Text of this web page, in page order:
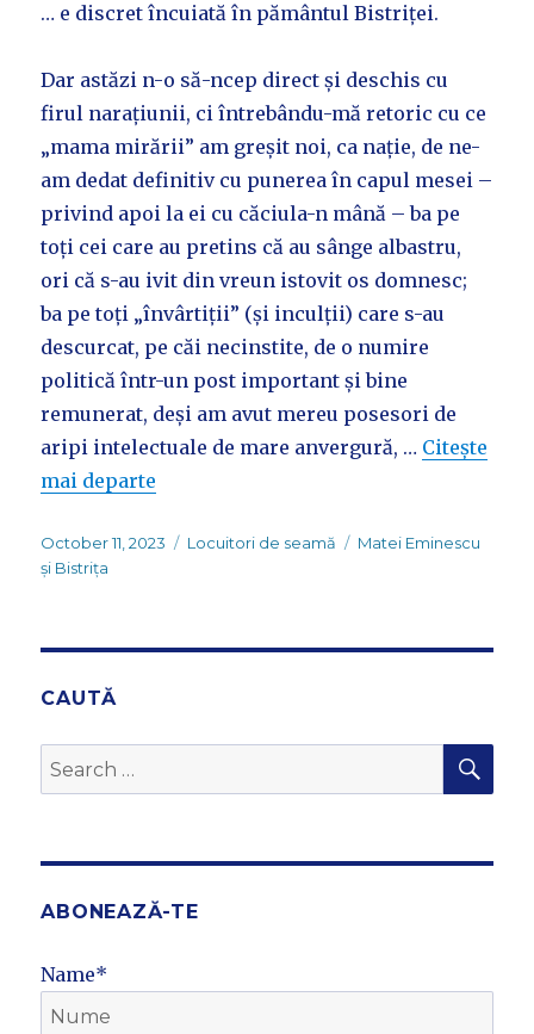
… e discret încuiată în pământul Bistriței.
Dar astăzi n-o să-ncep direct și deschis cu
firul narațiunii, ci întrebându-mă retoric cu ce
„mama mirării” am greșit noi, ca nație, de ne-
am dedat definitiv cu punerea în capul mesei –
privind apoi la ei cu căciula-n mână – ba pe
toți cei care au pretins că au sânge albastru,
ori că s-au ivit din vreun istovit os domnesc;
ba pe toți „învârtiții” (și inculții) care s-au
descurcat, pe căi necinstite, de o numire
politică într-un post important și bine
remunerat, deși am avut mereu posesori de
aripi intelectuale de mare anvergură, … Citește
mai departe
Posted
on
October 11, 2023 Categories
Locuitori de seamă Tags
Matei Eminescu
și Bistrița
CAUTĂ
Search
for:
ABONEAZĂ-TE
Name*